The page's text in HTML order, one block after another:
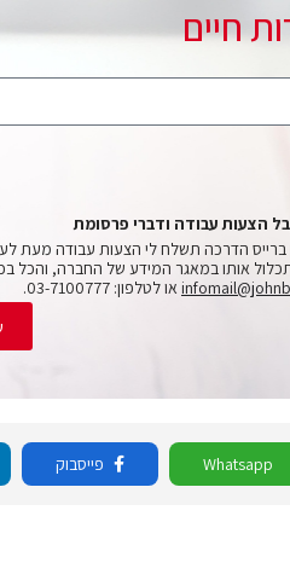
חיים
הצעות עבודה ודברי פרסומת
ברייס הדרכה תשלח לי הצעות עבודה מעת
אותו במאגר המידע של החברה, והכל
או לטלפון: 03-7100777.
Whatsapp פייסבוק